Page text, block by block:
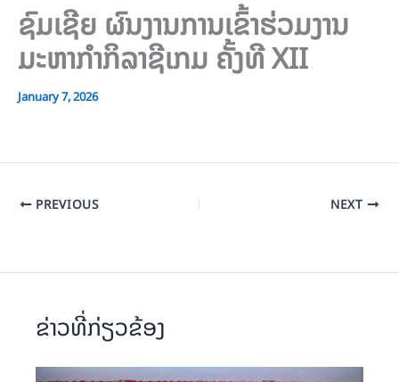
ຊົມເຊີຍ ຜົນງານການເຂົ້າຮ່ວມງານ
ມະຫາກຳກິລາຊີເກມ ຄັ້ງທີ XII
January 7, 2026
PREVIOUS NEXT
ຂ່າວທີ່ກ່ຽວຂ້ອງ